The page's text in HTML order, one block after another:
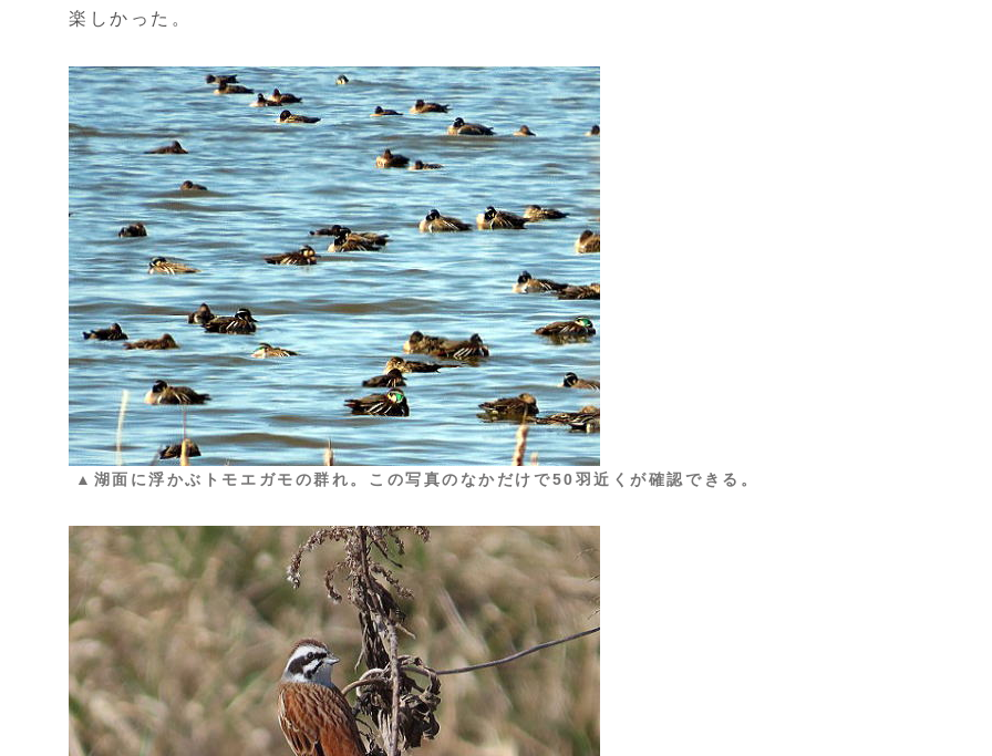
楽しかった。
▲湖面に浮かぶトモエガモの群れ。この写真のなかだけで50羽近くが確認できる。